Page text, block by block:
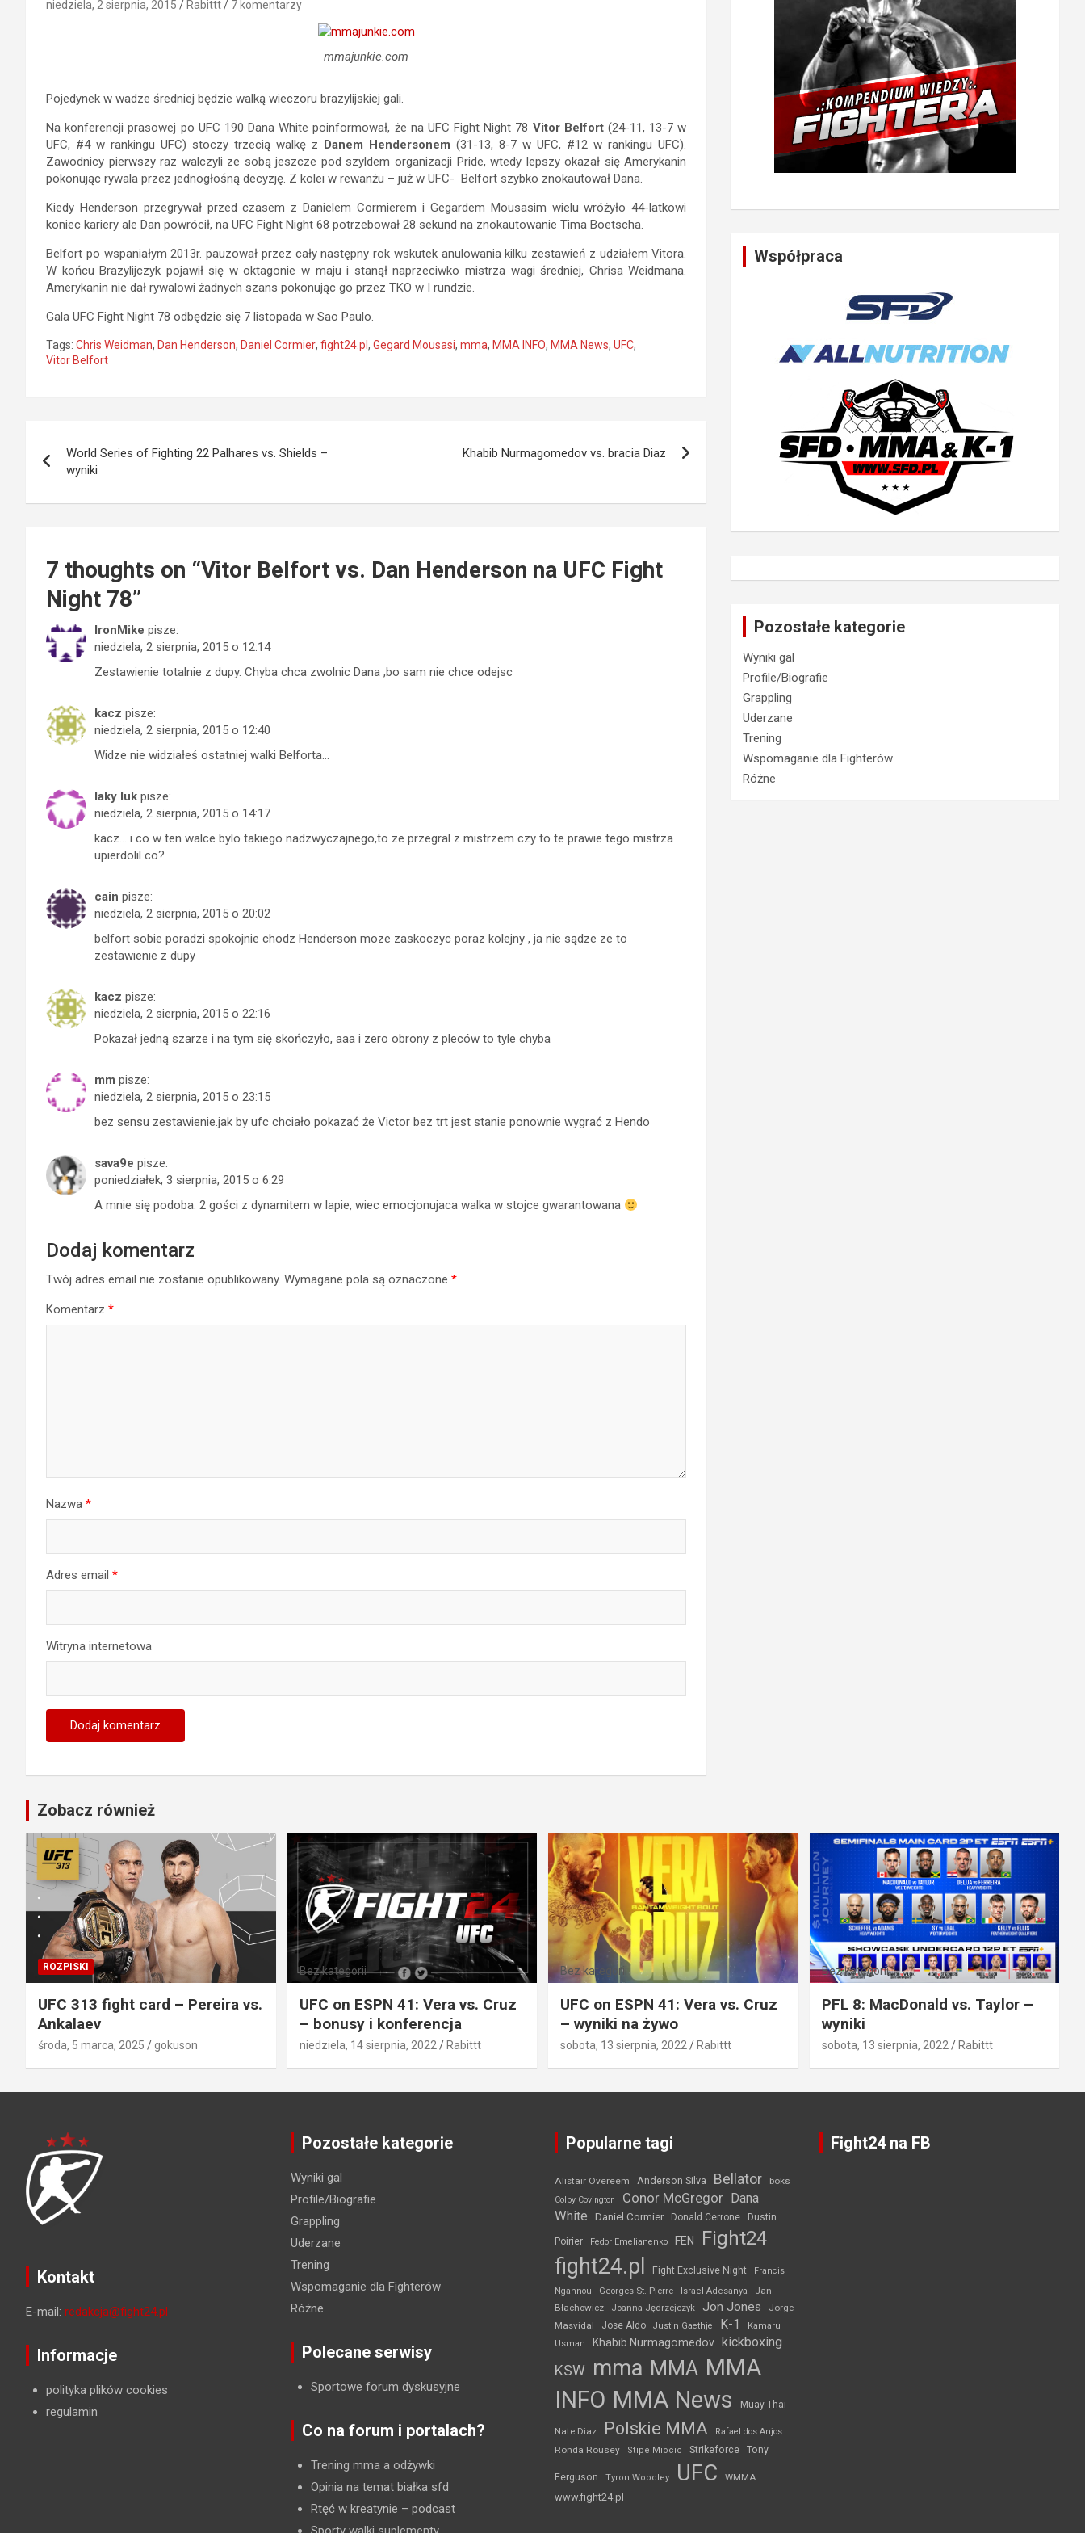
niedziela, 2 sierpnia, 2015 Rabittt 7 komentarzy
mmajunkie.com
Pojedynek w wadze średniej będzie walką wieczoru brazylijskiej gali.
Na konferencji prasowej po UFC 190 Dana White poinformował, że na UFC Fight Night 78 Vitor Belfort(24-11, 13-7 w
UFC, #4 w rankingu UFC) stoczy trzecią walkę z Danem Hendersonem (31-13, 8-7 w UFC, #12 w rankingu UFC).
Zawodnicy pierwszy raz walczyli ze sobą jeszcze pod szyldem organizacji Pride, wtedy lepszy okazał się Amerykanin
pokonując rywala przez jednogłośną decyzję. Z kolei w rewanżu – już w UFC- Belfort szybko znokautował Dana.
Kiedy Henderson przegrywał przed czasem z Danielem Cormierem i Gegardem Mousasim wielu wróżyło 44-latkowi
koniec kariery ale Dan powrócił, na UFC Fight Night 68 potrzebował 28 sekund na znokautowanie Tima Boetscha.
Belfort po wspaniałym 2013r. pauzował przez cały następny rok wskutek anulowania kilku zestawień z udziałem Vitora.
W końcu Brazylijczyk pojawił się w oktagonie w maju i stanął naprzeciwko mistrza wagi średniej, Chrisa Weidmana.
Amerykanin nie dał rywalowi żadnych szans pokonując go przez TKO w I rundzie.
Gala UFC Fight Night 78 odbędzie się 7 listopada w Sao Paulo.
Tags: Chris Weidman, Dan Henderson, Daniel Cormier, fight24.pl , Gegard Mousasi, mma, MMA INFO, MMA News, UFC,
Vitor Belfort
wpisu
World Series of Fighting 22 Palhares vs. Shields –
wyniki
Khabib Nurmagomedov vs. bracia Diaz
7 thoughts on “Vitor Belfort vs. Dan Henderson na UFC Fight
Night 78”
IronMike pisze:
niedziela, 2 sierpnia, 2015 o 12:14
Zestawienie totalnie z dupy. Chyba chca zwolnic Dana ,bo sam nie chce odejsc
kacz pisze:
niedziela, 2 sierpnia, 2015 o 12:40
Widze nie widziałeś ostatniej walki Belforta…
laky luk pisze:
niedziela, 2 sierpnia, 2015 o 14:17
kacz… i co w ten walce bylo takiego nadzwyczajnego,to ze przegral z mistrzem czy to te prawie tego mistrza
upierdolil co?
cain pisze:
niedziela, 2 sierpnia, 2015 o 20:02
belfort sobie poradzi spokojnie chodz Henderson moze zaskoczyc poraz kolejny , ja nie sądze ze to
zestawienie z dupy
kacz pisze:
niedziela, 2 sierpnia, 2015 o 22:16
Pokazał jedną szarze i na tym się skończyło, aaa i zero obrony z pleców to tyle chyba
mm pisze:
niedziela, 2 sierpnia, 2015 o 23:15
bez sensu zestawienie.jak by ufc chciało pokazać że Victor bez trt jest stanie ponownie wygrać z Hendo
sava9e pisze:
poniedziałek, 3 sierpnia, 2015 o 6:29
A mnie się podoba. 2 gości z dynamitem w lapie, wiec emocjonujaca walka w stojce gwarantowana
Dodaj komentarz
Twój adres email nie zostanie opublikowany. Wymagane pola są oznaczone *
Komentarz *
Nazwa *
Adres email *
Witryna internetowa
Współpraca
Pozostałe kategorie
Wyniki gal
Profile/Biografie
Grappling
Uderzane
Trening
Wspomaganie dla Fighterów
Różne
Zobacz również
ROZPISKI
UFC 313 fight card – Pereira vs.
Ankalaev
środa, 5 marca, 2025 gokuson
Bez kategorii
UFC on ESPN 41: Vera vs. Cruz
– bonusy i konferencja
niedziela, 14 sierpnia, 2022 Rabittt
Bez kategorii
UFC on ESPN 41: Vera vs. Cruz
– wyniki na żywo
sobota, 13 sierpnia, 2022 Rabittt
Bez kategorii
PFL 8: MacDonald vs. Taylor –
wyniki
sobota, 13 sierpnia, 2022 Rabittt
Kontakt
E-mail: redakcja@fight24.pl
Informacje
polityka plików cookies
regulamin
Pozostałe kategorie
Wyniki gal
Profile/Biografie
Grappling
Uderzane
Trening
Wspomaganie dla Fighterów
Różne
Polecane serwisy
Sportowe forum dyskusyjne
Co na forum i portalach?
Trening mma a odżywki
Opinia na temat białka sfd
Rtęć w kreatynie – podcast
Popularne tagi
Alistair Overeem Anderson Silva Bellator boks
Colby Covington Conor McGregor Dana
White
Daniel Cormier Donald Cerrone Dustin
Poirier Fedor Emelianenko FEN Fight24
fight24.pl Fight Exclusive Night
Francis
Ngannou
Georges St. Pierre Israel Adesanya
Jan
Błachowicz
Joanna Jędrzejczyk Jon Jones
Jorge
Masvidal
Jose Aldo Justin Gaethje K-1
Kamaru
Usman
Khabib Nurmagomedov kickboxing
KSW mma MMA MMA
INFO MMA News Muay Thai
Nate Diaz Polskie MMA Rafael dos Anjos
Ronda Rousey Stipe Miocic Strikeforce Tony
Ferguson Tyron Woodley UFC WMMA
www.fight24.pl
Fight24 na FB